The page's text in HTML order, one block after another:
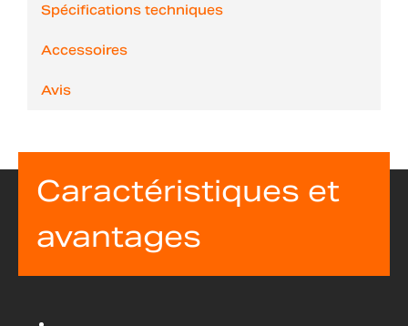
Spécifications techniques
Accessoires
Avis
Caractéristiques et
avantages